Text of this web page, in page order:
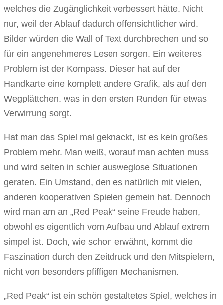
welches die Zugänglichkeit verbessert hätte. Nicht
nur, weil der Ablauf dadurch offensichtlicher wird.
Bilder würden die Wall of Text durchbrechen und so
für ein angenehmeres Lesen sorgen. Ein weiteres
Problem ist der Kompass. Dieser hat auf der
Handkarte eine komplett andere Grafik, als auf den
Wegplättchen, was in den ersten Runden für etwas
Verwirrung sorgt.
Hat man das Spiel mal geknackt, ist es kein großes
Problem mehr. Man weiß, worauf man achten muss
und wird selten in schier ausweglose Situationen
geraten. Ein Umstand, den es natürlich mit vielen,
anderen kooperativen Spielen gemein hat. Dennoch
wird man am an „Red Peak“ seine Freude haben,
obwohl es eigentlich vom Aufbau und Ablauf extrem
simpel ist. Doch, wie schon erwähnt, kommt die
Faszination durch den Zeitdruck und den Mitspielern,
nicht von besonders pfiffigen Mechanismen.
„Red Peak“ ist ein schön gestaltetes Spiel, welches in